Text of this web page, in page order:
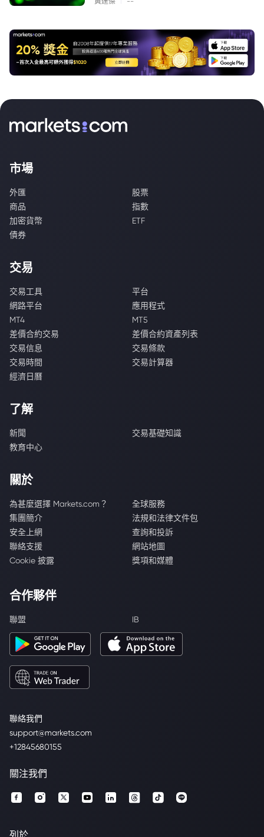
聯絡我們
support@markets.com
+12845680155
市場
外匯
股票
商品
指數
加密貨幣
ETF
債券
交易
交易工具
平台
網路平台
應用程式
MT4
MT5
差價合約交易
差價合約資產列表
交易信息
交易條款
交易時間
交易計算器
經濟日曆
了解
新聞
交易基礎知識
教育中心
關於
為甚麼選擇 Markets.com？
全球服務
集團簡介
法規和法律文件包
安全上網
查詢和投訴
聯絡支援
網站地圖
Cookie 披露
獎項和媒體
合作夥伴
聯盟 IB
關注我們
列於